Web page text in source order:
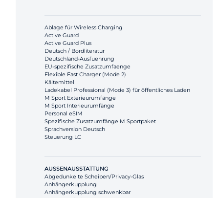
Ablage für Wireless Charging
Active Guard
Active Guard Plus
Deutsch / Bordliteratur
Deutschland-Ausfuehrung
EU-spezifische Zusatzumfaenge
Flexible Fast Charger (Mode 2)
Kältemittel
Ladekabel Professional (Mode 3) für öffentliches Laden
M Sport Exterieurumfänge
M Sport Interieurumfänge
Personal eSIM
Spezifische Zusatzumfänge M Sportpaket
Sprachversion Deutsch
Steuerung LC
AUSSENAUSSTATTUNG
Abgedunkelte Scheiben/Privacy-Glas
Anhängerkupplung
Anhängerkupplung schwenkbar